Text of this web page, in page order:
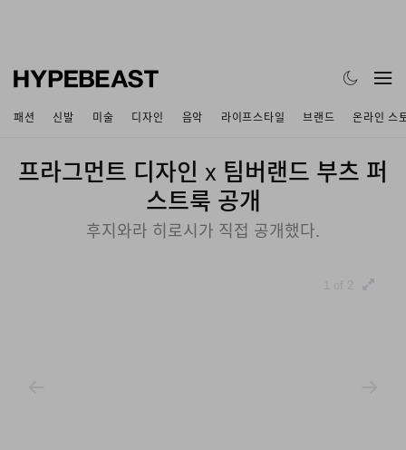
패션 신발 미술 디자인 음악 라이프스타일 브랜드 온라인 스
프라그먼트 디자인 x 팀버랜드 부츠 퍼
스트룩 공개
후지와라 히로시가 직접 공개했다.